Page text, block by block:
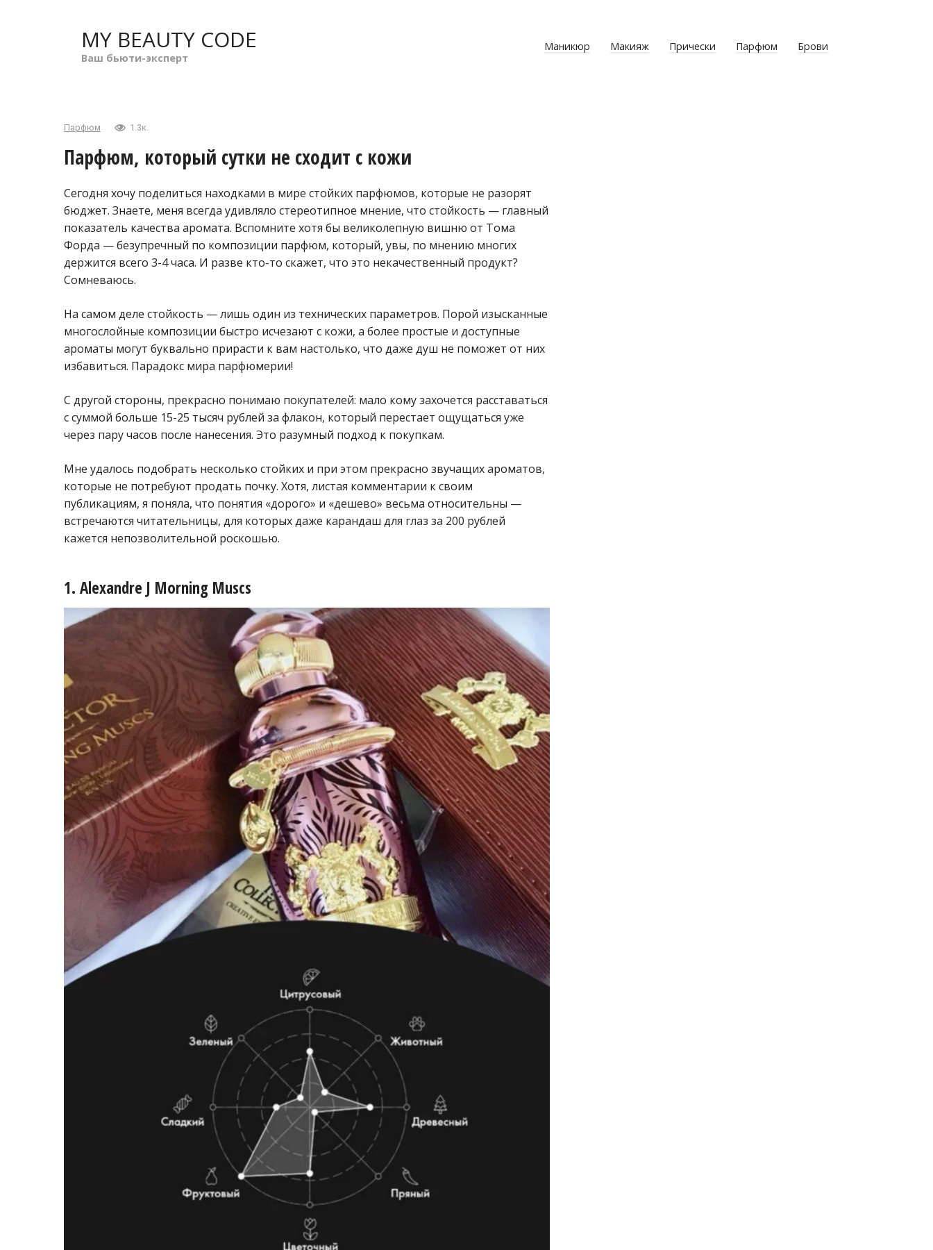
MY BEAUTY CODE
Ваш бьюти-эксперт
Маникюр Макияж Прически Парфюм Брови
Парфюм 1.3к.
Парфюм, который сутки не сходит с кожи
Сегодня хочу поделиться находками в мире стойких парфюмов, которые не разорят
бюджет. Знаете, меня всегда удивляло стереотипное мнение, что стойкость — главный
показатель качества аромата. Вспомните хотя бы великолепную вишню от Тома
Форда — безупречный по композиции парфюм, который, увы, по мнению многих
держится всего 3-4 часа. И разве кто-то скажет, что это некачественный продукт?
Сомневаюсь.
На самом деле стойкость — лишь один из технических параметров. Порой изысканные
многослойные композиции быстро исчезают с кожи, а более простые и доступные
ароматы могут буквально прирасти к вам настолько, что даже душ не поможет от них
избавиться. Парадокс мира парфюмерии!
С другой стороны, прекрасно понимаю покупателей: мало кому захочется расставаться
с суммой больше 15-25 тысяч рублей за флакон, который перестает ощущаться уже
через пару часов после нанесения. Это разумный подход к покупкам.
Мне удалось подобрать несколько стойких и при этом прекрасно звучащих ароматов,
которые не потребуют продать почку. Хотя, листая комментарии к своим
публикациям, я поняла, что понятия «дорого» и «дешево» весьма относительны —
встречаются читательницы, для которых даже карандаш для глаз за 200 рублей
кажется непозволительной роскошью.
1. Alexandre J Morning Muscs